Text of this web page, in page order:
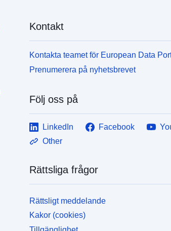
Kontakt
Kontakta teamet för European Data
Prenumerera på nyhetsbrevet
Följ oss på
LinkedIn Facebook
Other
Rättsliga frågor
Rättsligt meddelande
Kakor (cookies)